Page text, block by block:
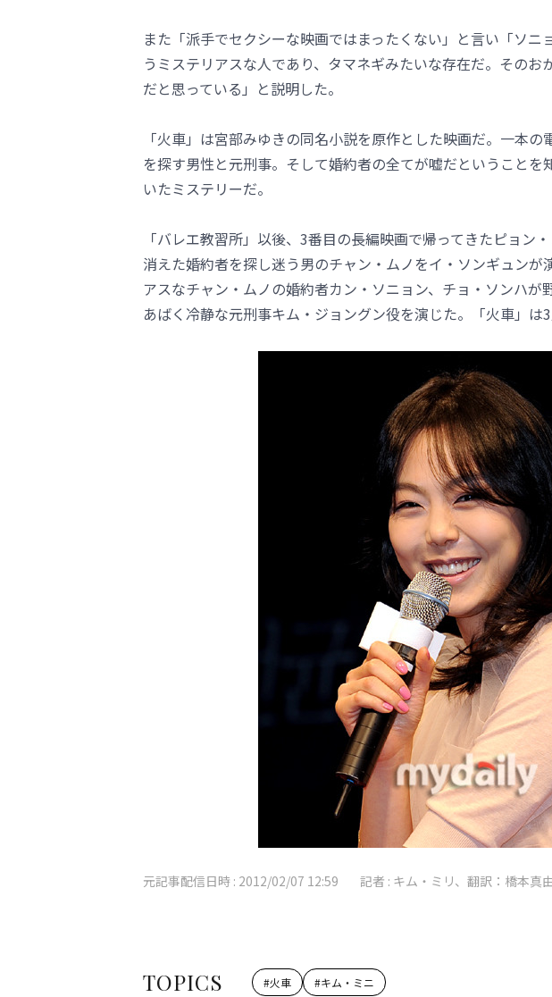
また「派手でセクシーな映画ではまったくない」と言い「ソニ
うミステリアスな人であり、タマネギみたいな存在だ。そのお
だと思っている」と説明した。
「火車」は宮部みゆきの同名小説を原作とした映画だ。一本
を探す男性と元刑事。そして婚約者の全てが嘘だということ
いたミステリーだ。
「バレエ教習所」以後、3番目の長編映画で帰ってきたピョン
消えた婚約者を探し迷う男のチャン・ムノをイ・ソンギュンが
アスなチャン・ムノの婚約者カン・ソニョン、チョ・ソンハが
あばく冷静な元刑事キム・ジョングン役を演じた。「火車」は
元記事配信日時 : 2012/02/07 12:59 記者 : キム・ミリ、翻訳：橋本真
TOPICS #火車 #キム・ミニ